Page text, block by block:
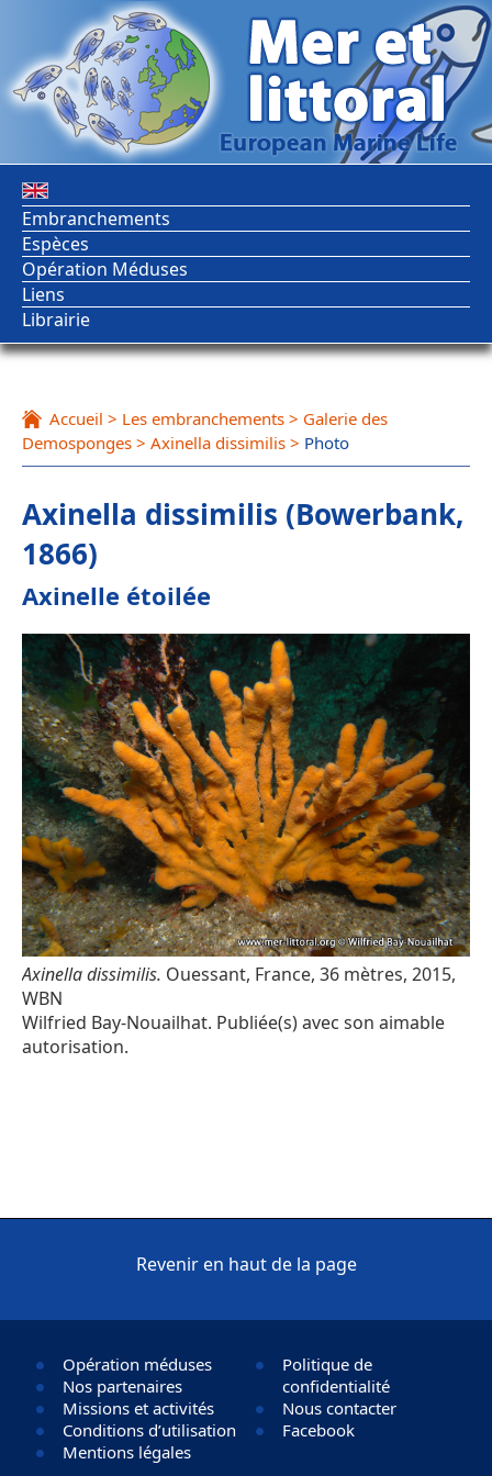
Embranchements
Espèces
Opération Méduses
Liens
Librairie
Accueil > Les embranchements > Galerie des
Demosponges > Axinella dissimilis > Photo
Axinella dissimilis (Bowerbank,
1866)
Axinelle étoilée
Axinella dissimilis. Ouessant, France, 36 mètres, 2015,
WBN
Wilfried Bay-Nouailhat. Publiée(s) avec son aimable
autorisation.
Revenir en haut de la page
Opération méduses
Nos partenaires
Missions et activités
Conditions d’utilisation
Mentions légales
Politique de
confidentialité
Nous contacter
Facebook